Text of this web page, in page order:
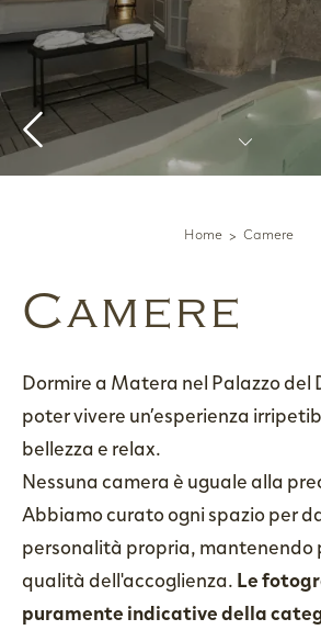
Home Camere
Camere
Dormire a Matera nel Palazzo del
poter vivere un’esperienza
bellezza e relax.
Nessuna camera è uguale alla
Abbiamo curato ogni spazio per
personalità propria, mantenendo
qualità dell'accoglienza.Le
puramente indicative della